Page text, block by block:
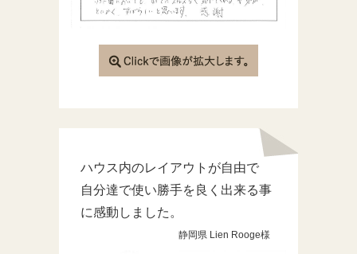
ハウス内のレイアウトが自由で
自分達で使い勝手を良く出来る事
に感動しました。
静岡県 Lien Rooge様